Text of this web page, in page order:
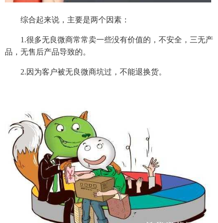
综合起来说，主要是两个因素：
1.很多无良微商常常卖一些没有价值的，不安全，三无产
品，无售后产品导致的。
2.因为客户被无良微商坑过，不能退换货。